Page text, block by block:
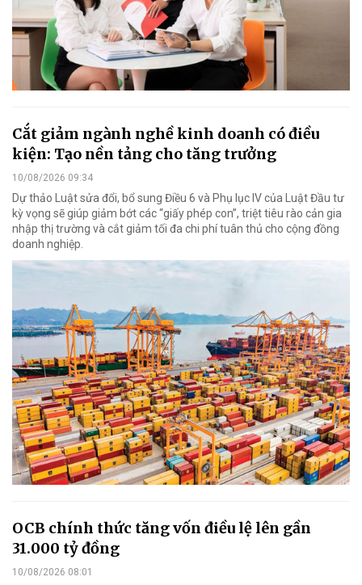
Cắt giảm ngành nghề kinh doanh có điều
kiện: Tạo nền tảng cho tăng trưởng
10/08/2026 09:34
Dự thảo Luật sửa đổi, bổ sung Điều 6 và Phụ lục IV của Luật Đầu tư
kỳ vọng sẽ giúp giảm bớt các “giấy phép con”, triệt tiêu rào cản gia
nhập thị trường và cắt giảm tối đa chi phí tuân thủ cho cộng đồng
doanh nghiệp.
OCB chính thức tăng vốn điều lệ lên gần
31.000 tỷ đồng
10/08/2026 08:01